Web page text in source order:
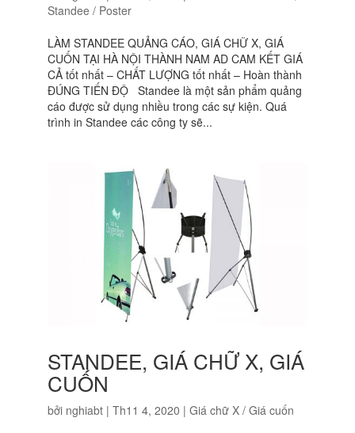
Standee / Poster
LÀM STANDEE QUẢNG CÁO, GIÁ CHỮ X, GIÁ
CUỐN TẠI HÀ NỘI THÀNH NAM AD CAM KẾT GIÁ
CẢ tốt nhất – CHẤT LƯỢNG tốt nhất – Hoàn thành
ĐÚNG TIẾN ĐỘ Standee là một sản phẩm quảng
cáo được sử dụng nhiều trong các sự kiện. Quá
trình in Standee các công ty sẽ...
STANDEE, GIÁ CHỮ X, GIÁ
CUỐN
bởi nghiabt| Th11 4, 2020 | Giá chữ X / Giá cuốn